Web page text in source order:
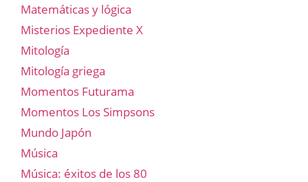
Matemáticas y lógica
Misterios Expediente X
Mitología
Mitología griega
Momentos Futurama
Momentos Los Simpsons
Mundo Japón
Música
Música: éxitos de los 80